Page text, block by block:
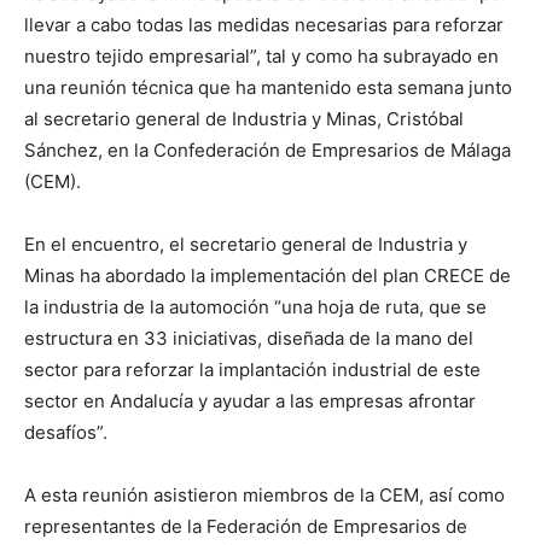
llevar a cabo todas las medidas necesarias para reforzar
nuestro tejido empresarial”, tal y como ha subrayado en
una reunión técnica que ha mantenido esta semana junto
al secretario general de Industria y Minas, Cristóbal
Sánchez, en la Confederación de Empresarios de Málaga
(CEM).
En el encuentro, el secretario general de Industria y
Minas ha abordado la implementación del plan CRECE de
la industria de la automoción “una hoja de ruta, que se
estructura en 33 iniciativas, diseñada de la mano del
sector para reforzar la implantación industrial de este
sector en Andalucía y ayudar a las empresas afrontar
desafíos”.
A esta reunión asistieron miembros de la CEM, así como
representantes de la Federación de Empresarios de